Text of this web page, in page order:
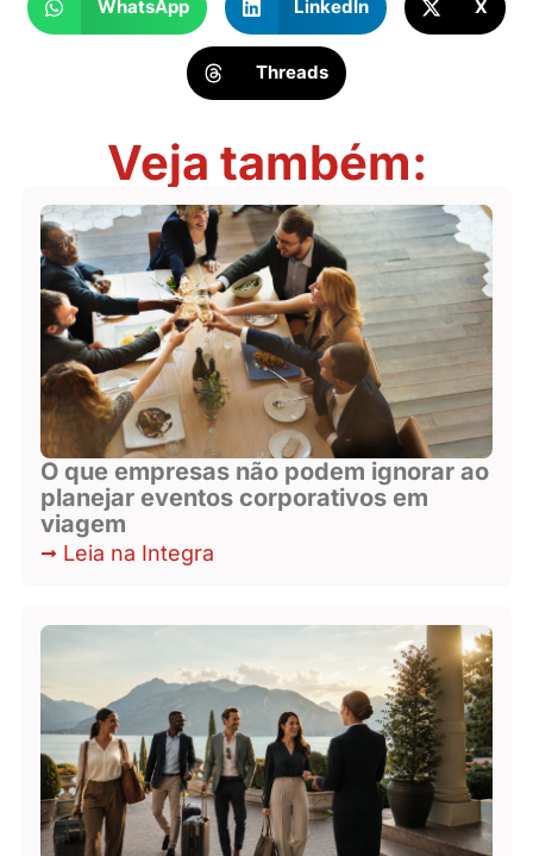
WhatsApp LinkedIn X
Threads
Veja também:
O que empresas não podem ignorar ao
planejar eventos corporativos em
viagem
Leia na Integra